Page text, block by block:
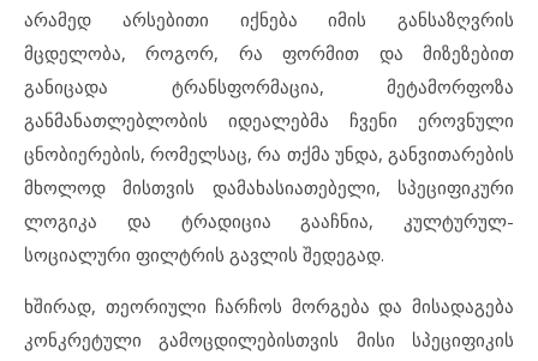
არამედ არსებითი იქნება იმის განსაზღვრის
მცდელობა, როგორ, რა ფორმით და მიზეზებით
განიცადა ტრანსფორმაცია, მეტამორფოზა
განმანათლებლობის იდეალებმა ჩვენი ეროვნული
ცნობიერების, რომელსაც, რა თქმა უნდა, განვითარების
მხოლოდ მისთვის დამახასიათებელი, სპეციფიკური
ლოგიკა და ტრადიცია გააჩნია, კულტურულ-
სოციალური ფილტრის გავლის შედეგად.
ხშირად, თეორიული ჩარჩოს მორგება და მისადაგება
კონკრეტული გამოცდილებისთვის მისი სპეციფიკის